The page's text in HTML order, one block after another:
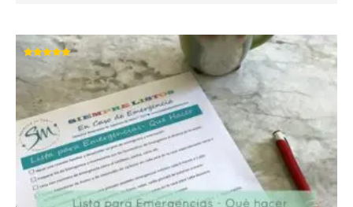
Valorado
5.00